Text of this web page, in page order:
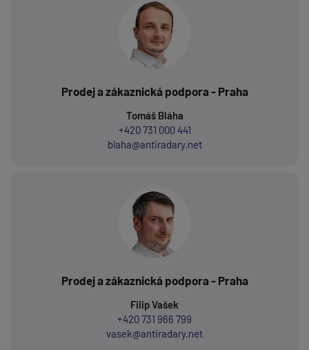
Prodej a zákaznická podpora - Praha
Tomáš Bláha
+420 731 000 441
blaha@antiradary.net
Prodej a zákaznická podpora - Praha
Filip Vašek
+420 731 966 799
vasek@antiradary.net